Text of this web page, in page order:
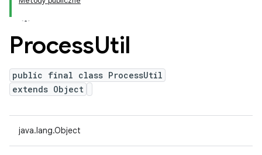
ProcessUtil
public final class ProcessUtil
extends Object
java.lang.Object